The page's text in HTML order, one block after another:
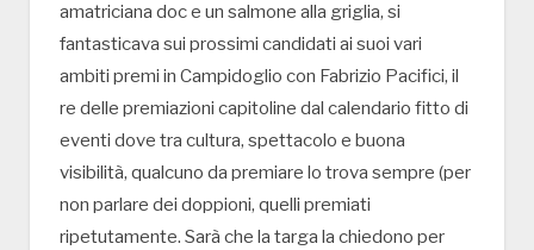
amatriciana doc e un salmone alla griglia, si
fantasticava sui prossimi candidati ai suoi vari
ambiti premi in Campidoglio con Fabrizio Pacifici, il
re delle premiazioni capitoline dal calendario fitto di
eventi dove tra cultura, spettacolo e buona
visibilità, qualcuno da premiare lo trova sempre (per
non parlare dei doppioni, quelli premiati
ripetutamente. Sarà che la targa la chiedono per